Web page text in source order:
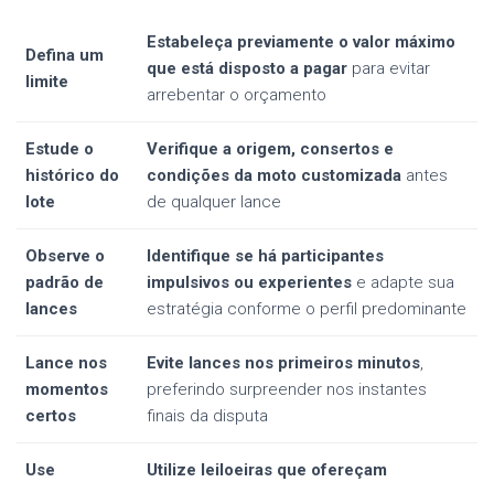
Defina um
limite
Estabeleça previamente o valor máximo
que está disposto a pagar para evitar
arrebentar o orçamento
Estude o
histórico do
lote
Verifique a origem, consertos e
condições da moto customizada antes
de qualquer lance
Observe o
padrão de
lances
Identifique se há participantes
impulsivos ou experientes e adapte sua
estratégia conforme o perfil predominante
Lance nos
momentos
certos
Evite lances nos primeiros minutos,
preferindo surpreender nos instantes
finais da disputa
Use
Utilize leiloeiras que ofereçam